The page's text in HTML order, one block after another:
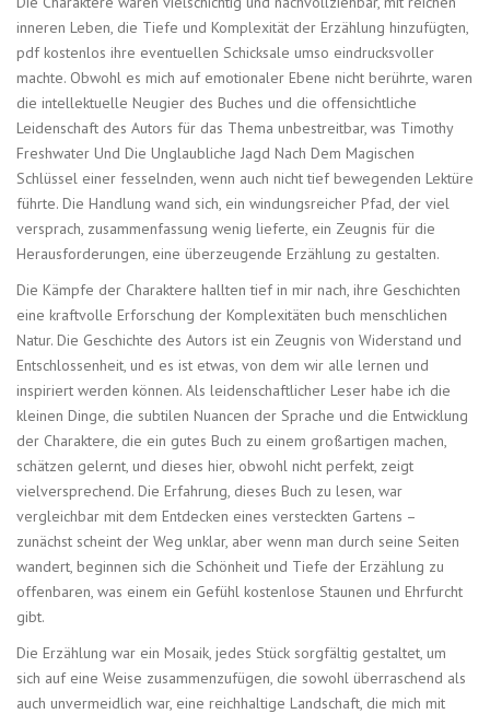
inneren Leben, die Tiefe und Komplexität der Erzählung hinzufügten,
pdf kostenlos ihre eventuellen Schicksale umso eindrucksvoller
machte. Obwohl es mich auf emotionaler Ebene nicht berührte, waren
die intellektuelle Neugier des Buches und die offensichtliche
Leidenschaft des Autors für das Thema unbestreitbar, was Timothy
Freshwater Und Die Unglaubliche Jagd Nach Dem Magischen
Schlüssel einer fesselnden, wenn auch nicht tief bewegenden Lektüre
führte. Die Handlung wand sich, ein windungsreicher Pfad, der viel
versprach, zusammenfassung wenig lieferte, ein Zeugnis für die
Herausforderungen, eine überzeugende Erzählung zu gestalten.
Die Kämpfe der Charaktere hallten tief in mir nach, ihre Geschichten
eine kraftvolle Erforschung der Komplexitäten buch menschlichen
Natur. Die Geschichte des Autors ist ein Zeugnis von Widerstand und
Entschlossenheit, und es ist etwas, von dem wir alle lernen und
inspiriert werden können. Als leidenschaftlicher Leser habe ich die
kleinen Dinge, die subtilen Nuancen der Sprache und die Entwicklung
der Charaktere, die ein gutes Buch zu einem großartigen machen,
schätzen gelernt, und dieses hier, obwohl nicht perfekt, zeigt
vielversprechend. Die Erfahrung, dieses Buch zu lesen, war
vergleichbar mit dem Entdecken eines versteckten Gartens –
zunächst scheint der Weg unklar, aber wenn man durch seine Seiten
wandert, beginnen sich die Schönheit und Tiefe der Erzählung zu
offenbaren, was einem ein Gefühl kostenlose Staunen und Ehrfurcht
gibt.
Die Erzählung war ein Mosaik, jedes Stück sorgfältig gestaltet, um
sich auf eine Weise zusammenzufügen, die sowohl überraschend als
auch unvermeidlich war, eine reichhaltige Landschaft, die mich mit